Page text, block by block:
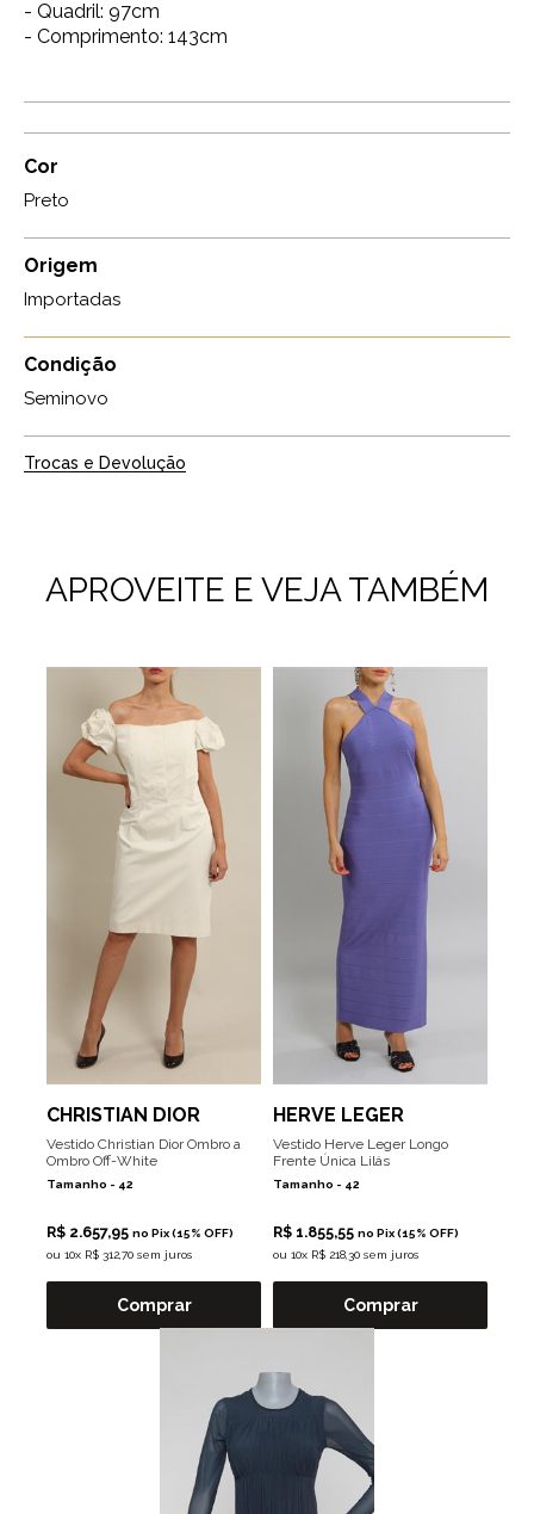
- Quadril: 97cm
- Comprimento: 143cm
Cor
Preto
Origem
Importadas
Condição
Seminovo
Trocas e Devolução
APROVEITE E VEJA TAMBÉM
CHRISTIAN DIOR
Vestido Christian Dior Ombro a
Ombro Off-White
Tamanho - 42
R$ 2.657,95 no Pix (15% OFF)
ou 10x R$ 312,70 sem juros
Comprar
HERVE LEGER
Vestido Herve Leger Longo
Frente Única Lilás
Tamanho - 42
R$ 1.855,55 no Pix (15% OFF)
ou 10x R$ 218,30 sem juros
Comprar